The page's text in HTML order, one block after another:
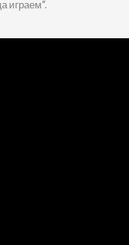
играем“.